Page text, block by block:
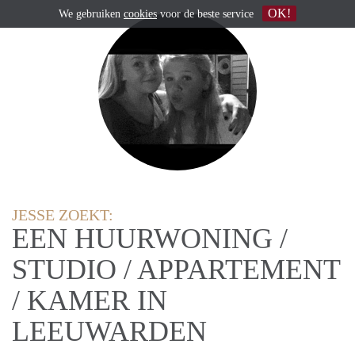
JESSE ZOEKT:
EEN HUURWONING /
STUDIO / APPARTEMENT
/ KAMER IN
LEEUWARDEN
We gebruiken cookiesvoor de beste service OK!